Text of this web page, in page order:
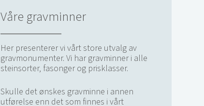
Våre gravminner
Her presenterer vi vårt store utvalg av
gravmonumenter. Vi har gravminner i alle
steinsorter, fasonger og prisklasser.
Skulle det ønskes gravminne i annen
utførelse enn det som finnes i vårt